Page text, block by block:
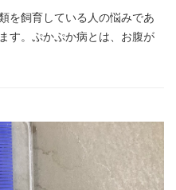
を飼育している人の悩みであ
す。ぷかぷか病とは、お腹が